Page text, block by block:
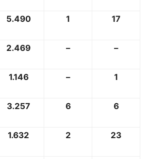
5.490 1 17
2.469 – –
1.146 – 1
3.257 6 6
1.632 2 23